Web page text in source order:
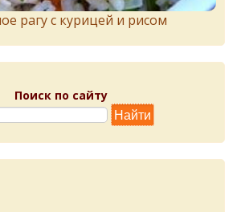
рагу с курицей и рисом
Поиск по сайту